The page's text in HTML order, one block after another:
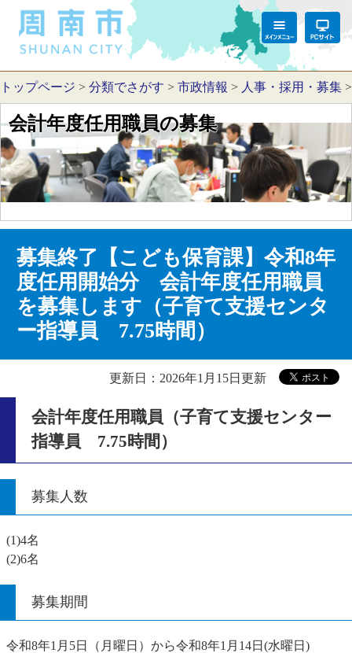
トップページ > 分類でさがす > 市政情報 > 人事・採用・募集
会計年度任用職員の募集
募集終了【こども保育課】令和8年
度任用開始分 会計年度任用職員
を募集します（子育て支援センタ
ー指導員 7.75時間）
更新日：2026年1月15日更新
会計年度任用職員（子育て支援センター
指導員 7.75時間）
募集人数
(1)4名
(2)6名
募集期間
令和8年1月5日（月曜日）から令和8年1月14日(水曜日)